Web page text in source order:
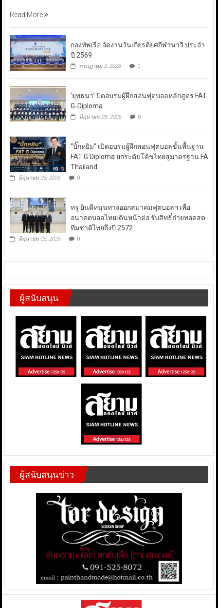
Read More
กองทัพเรือ จัดงานวันเกียรติยศกีฬานาวี ประจำ
ปี 2569
กรกฎาคม 3, 2026 0
‘ยุทธนา’ ปิดอบรมผู้ฝึกสอนฟุตบอลหลักสูตร FAT
G-Diploma
มิถุนายน 28, 2026 0
“บิ๊กหยิม” เปิดอบรมผู้ฝึกสอนฟุตบอลขั้นพื้นฐาน
FAT G Diploma ยกระดับโค้ชไทยสู่มาตรฐาน FA
Thailand
มิถุนายน 25, 2026 0
ทรู ยินดีหนุนทางออกสมาคมฟุตบอลฯ เพื่อ
อนาคตบอลไทยเดินหน้าต่อ รับสิทธิ์ถ่ายทอดสด
ทีมชาติไทยถึงปี 2572
มิถุนายน 25, 2026 0
ผู้สนับสนุน
ผู้สนับสนุนข่าว